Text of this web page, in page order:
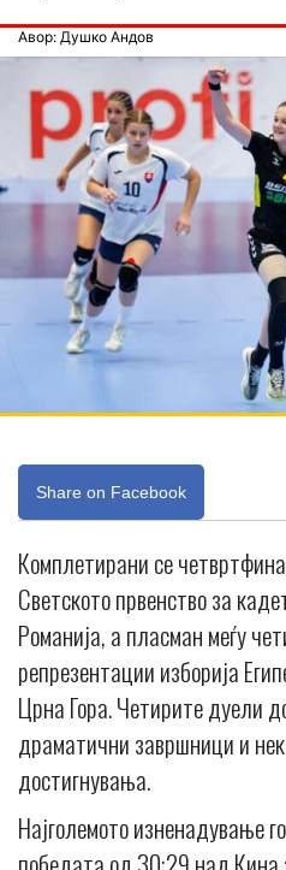
Авор: Душко Андов
Share on Facebook
Комплетирани се
Светското првенство за
Романија, а пласман меѓу
репрезентации изборија
Црна Гора. Четирите дуели
драматични завршници и
достигнувања.
Најголемото изненадување